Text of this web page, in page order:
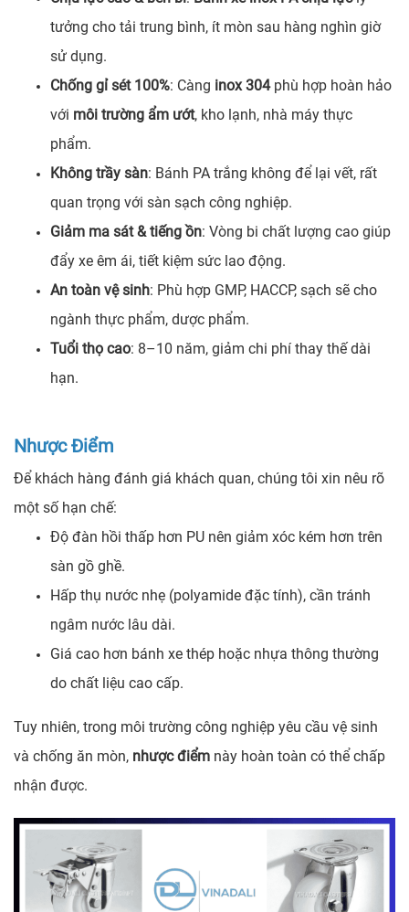
tưởng cho tải trung bình, ít mòn sau hàng nghìn giờ
sử dụng.
Chống gỉ sét 100%: Càng inox 304phù hợp hoàn hảo
với môi trường ẩm ướt, kho lạnh, nhà máy thực
phẩm.
Không trầy sàn: Bánh PA trắng không để lại vết, rất
quan trọng với sàn sạch công nghiệp.
Giảm ma sát & tiếng ồn: Vòng bi chất lượng cao giúp
đẩy xe êm ái, tiết kiệm sức lao động.
An toàn vệ sinh: Phù hợp GMP, HACCP, sạch sẽ cho
ngành thực phẩm, dược phẩm.
Tuổi thọ cao: 8–10 năm, giảm chi phí thay thế dài
hạn.
Nhược Điểm
Để khách hàng đánh giá khách quan, chúng tôi xin nêu rõ
một số hạn chế:
Độ đàn hồi thấp hơn PU nên giảm xóc kém hơn trên
sàn gồ ghề.
Hấp thụ nước nhẹ (polyamide đặc tính), cần tránh
ngâm nước lâu dài.
Giá cao hơn bánh xe thép hoặc nhựa thông thường
do chất liệu cao cấp.
Tuy nhiên, trong môi trường công nghiệp yêu cầu vệ sinh
và chống ăn mòn, nhược điểm này hoàn toàn có thể chấp
nhận được.